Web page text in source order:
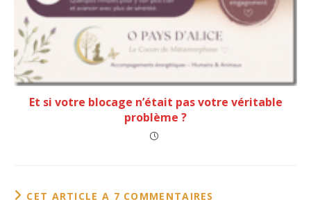
Et si votre blocage n’était pas votre véritable
problème ?
CET ARTICLE A 7 COMMENTAIRES